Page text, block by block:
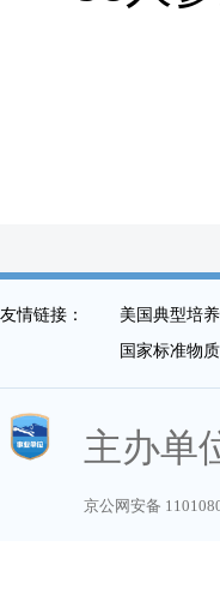
友情链接： 美国典型培
国家标准物
主办单
京公网安备